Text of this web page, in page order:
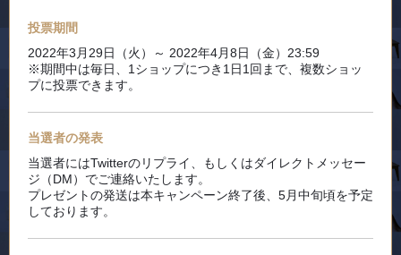
投票期間
2022年3月29日（火）～ 2022年4月8日（金）23:59
※期間中は毎日、1ショップにつき1日1回まで、複数ショッ
プに投票できます。
当選者の発表
当選者にはTwitterのリプライ、もしくはダイレクトメッセー
ジ（DM）でご連絡いたします。
プレゼントの発送は本キャンペーン終了後、5月中旬頃を予定
しております。